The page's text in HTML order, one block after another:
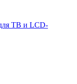
ТВ и LCD-